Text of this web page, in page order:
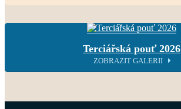
Terciářská pouť 2026
ZOBRAZIT GALERII